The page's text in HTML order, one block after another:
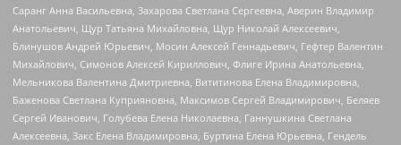
Саранг Анна Васильевна, Захарова Светлана Сергеевна, Аверин Владимир
Анатольевич, Щур Татьяна Михайловна, Щур Николай Алексеевич,
Блинушов Андрей Юрьевич, Мосин Алексей Геннадьевич, Гефтер Валентин
Михайлович, Симонов Алексей Кириллович, Флиге Ирина Анатольевна,
Мельникова Валентина Дмитриевна, Вититинова Елена Владимировна,
Баженова Светлана Куприяновна, Максимов Сергей Владимирович, Беляев
Сергей Иванович, Голубева Елена Николаевна, Ганнушкина Светлана
Алексеевна, Закс Елена Владимировна, Буртина Елена Юрьевна, Гендель